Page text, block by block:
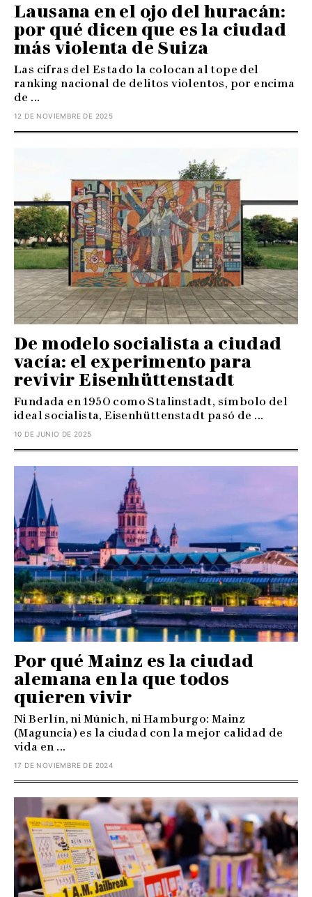
Lausana en el ojo del huracán:
por qué dicen que es la ciudad
más violenta de Suiza
Las cifras del Estado la colocan al tope del
ranking nacional de delitos violentos, por encima
de ...
12 DE NOVIEMBRE DE 2025
De modelo socialista a ciudad
vacía: el experimento para
revivir Eisenhüttenstadt
Fundada en 1950 como Stalinstadt, símbolo del
ideal socialista, Eisenhüttenstadt pasó de ...
10 DE JUNIO DE 2025
Por qué Mainz es la ciudad
alemana en la que todos
quieren vivir
Ni Berlín, ni Múnich, ni Hamburgo: Mainz
(Maguncia) es la ciudad con la mejor calidad de
vida en ...
17 DE NOVIEMBRE DE 2024